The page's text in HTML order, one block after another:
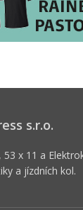
s.r.o.
x 11 a
a jízdních kol.